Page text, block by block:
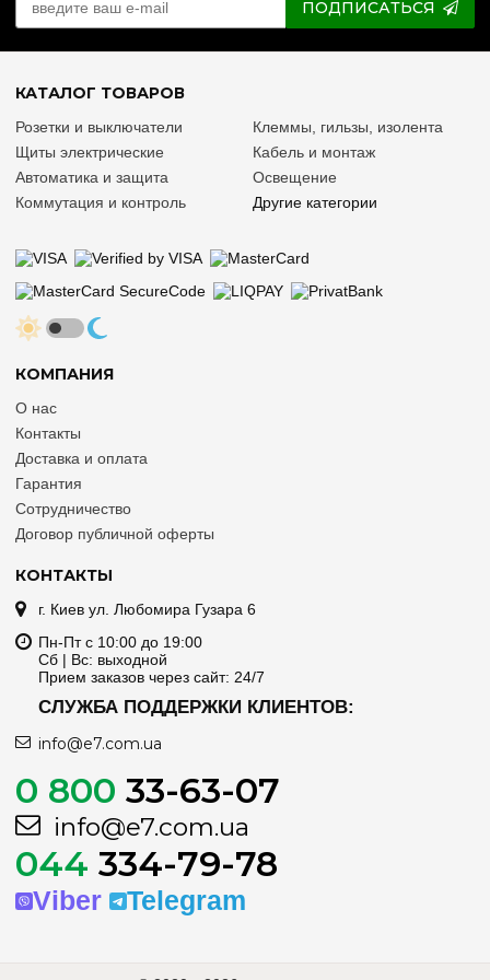
ПОДПИСАТЬСЯ
КОНТАКТЫ
г. Киев ул. Любомира Гузара 6
Пн-Пт с 10:00 до 19:00
Сб | Вс: выходной
Прием заказов через сайт: 24/7
СЛУЖБА ПОДДЕРЖКИ КЛИЕНТОВ:
info@e7.com.ua
0 800 33-63-07
info@e7.com.ua
044 334-79-78
Viber Telegram
КОМПАНИЯ
О нас
Контакты
Доставка и оплата
Гарантия
Сотрудничество
Договор публичной оферты
КАТАЛОГ ТОВАРОВ
Розетки и выключатели
Щиты электрические
Автоматика и защита
Коммутация и контроль
Клеммы, гильзы, изолента
Кабель и монтаж
Освещение
Другие категории